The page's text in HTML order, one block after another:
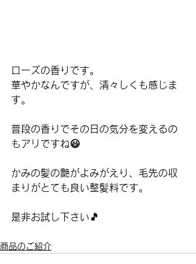
ローズの香りです。
華やかなんですが、清々しくも感じま
す。
普段の香りでその日の気分を変えるの
もアリですね😃
かみの髪の艶がよみがえり、毛先の収
まりがとても良い整髪料です。
是非お試し下さい🎵
商品のご紹介